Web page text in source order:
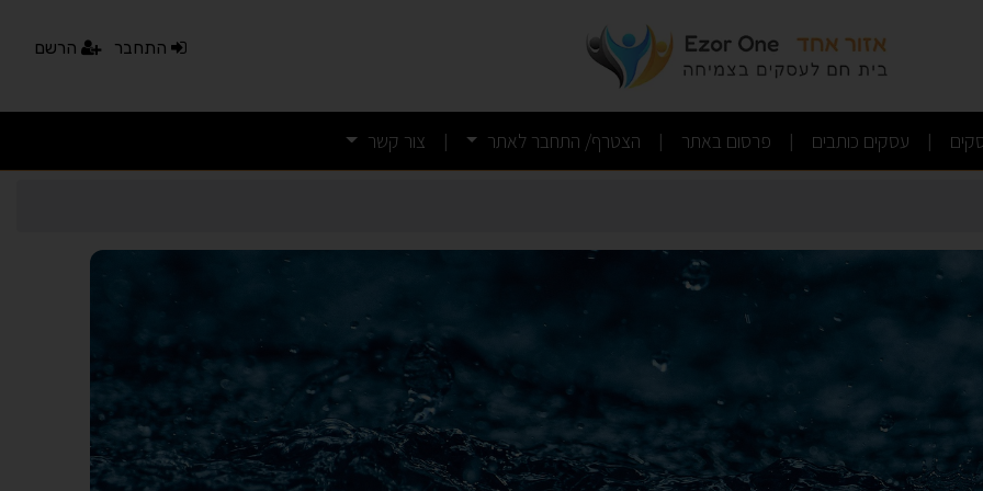
התחבר הרשם
| עסקים כותבים | פרסום באתר | הצטרף/ התחבר לאתר | צור קשר